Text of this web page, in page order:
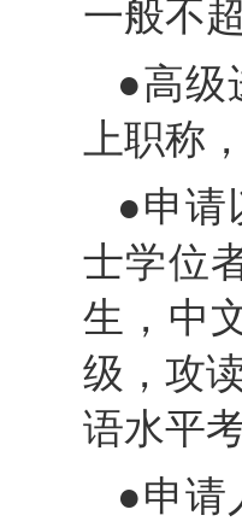
一般不
●高级
上职称
●申请
士学位
生，中
级，攻
语水平
●申请